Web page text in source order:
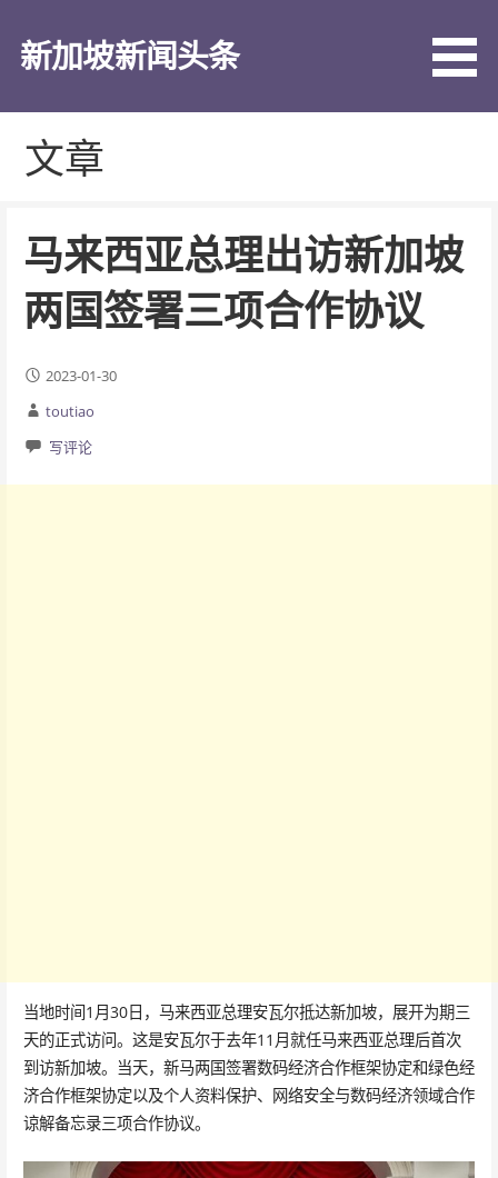
新加坡新闻头条
文章
马来西亚总理出访新加坡
两国签署三项合作协议
2023-01-30
toutiao
写评论
当地时间1月30日，马来西亚总理安瓦尔抵达新加坡，展开为期三
天的正式访问。这是安瓦尔于去年11月就任马来西亚总理后首次
到访新加坡。当天，新马两国签署数码经济合作框架协定和绿色经
济合作框架协定以及个人资料保护、网络安全与数码经济领域合作
谅解备忘录三项合作协议。